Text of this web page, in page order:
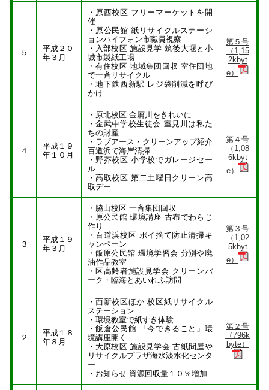
５
平成２０
年３月
・原西校区 フリーマーケットを開
催
・原公民館 紙リサイクルステーシ
ョンハイフォン市職員視察
・入部校区 施設見学 筑後大堰と小
城市製紙工場
・有住校区 地域集団回収 室住団地
で一斉リサイクル
・地下鉄西新駅 レジ袋削減を呼び
かけ
第５号
（1,15
2kbyt
e）
４
平成１９
年１０月
・原北校区 金屑川をきれいに
・金武中学校生徒会 室見川は私た
ちの財産
・ラブアース・クリーンアップ紹介
百道浜で海岸清掃
・野芥校区 小学校でガレージセー
ル
・高取校区 第二土曜日クリーン高
取デー
第４号
（1,08
6kbyt
e）
３
平成１９
年３月
・脇山校区 一斉集団回収
・原公民館 環境講座 古布でわらじ
作り
・百道浜校区 ポイ捨て防止清掃キ
ャンペーン
・飯原公民館 環境学習会 分別や廃
油作品教室
・区高齢者施設見学会 クリーンパ
ーク・臨海とあいれふ訪問
第３号
（1,02
5kbyt
e）
２
平成１８
年８月
・西新校区ほか 校区紙リサイクル
ステーション
・環境教室で紙すき体験
・飯倉公民館 「今できること」環
境講座開く
・大原校区 施設見学会 古紙問屋や
リサイクルプラザ海水淡水化センタ
ー
・お知らせ 資源回収量１０％増加
第２号
（796k
byte）